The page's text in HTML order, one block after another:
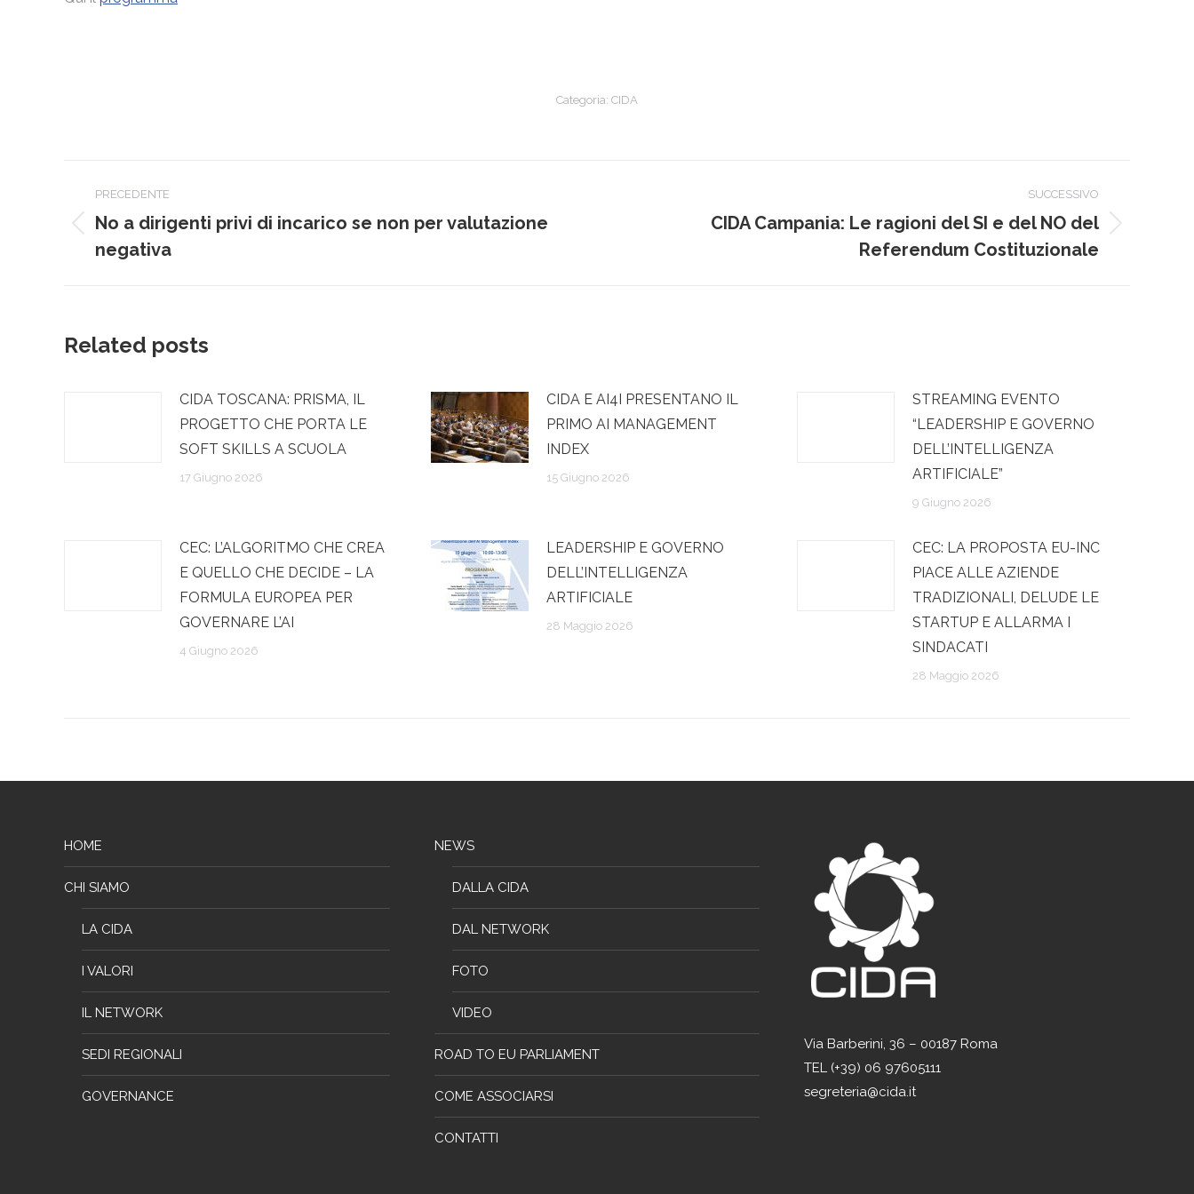
Categoria: CIDA
tra
PRECEDENTE
Post
precedente:
No a dirigenti privi di incarico se non per valutazione
negativa
SUCCESSIVO
CIDA Campania: Le ragioni del SI e del NO del
Referendum Costituzionale
Related posts
CIDA TOSCANA: PRISMA, IL
PROGETTO CHE PORTA LE
SOFT SKILLS A SCUOLA
17 Giugno 2026
CIDA E AI4I PRESENTANO IL
PRIMO AI MANAGEMENT
INDEX
15 Giugno 2026
STREAMING EVENTO
“LEADERSHIP E GOVERNO
DELL’INTELLIGENZA
ARTIFICIALE”
9 Giugno 2026
CEC: L’ALGORITMO CHE CREA
E QUELLO CHE DECIDE – LA
FORMULA EUROPEA PER
GOVERNARE L’AI
4 Giugno 2026
LEADERSHIP E GOVERNO
DELL’INTELLIGENZA
ARTIFICIALE
28 Maggio 2026
CEC: LA PROPOSTA EU-INC
PIACE ALLE AZIENDE
TRADIZIONALI, DELUDE LE
STARTUP E ALLARMA I
SINDACATI
28 Maggio 2026
HOME
CHI SIAMO
LA CIDA
I VALORI
IL NETWORK
SEDI REGIONALI
GOVERNANCE
NEWS
DALLA CIDA
DAL NETWORK
FOTO
VIDEO
ROAD TO EU PARLIAMENT
COME ASSOCIARSI
CONTATTI
Via Barberini, 36 – 00187 Roma
TEL (+39) 06 97605111
segreteria@cida.it